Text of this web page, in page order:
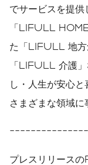
でサービスを提供
「LIFULL
た「LIFULL 地方
「LIFULL 介護
し・人生が安心と
さまざまな領域に
プレスリリースの